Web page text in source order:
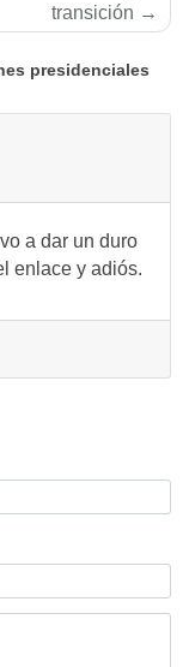
transición
presidenciales
a dar un duro
enlace y adiós.